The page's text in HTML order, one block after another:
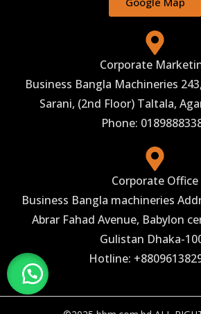
Phone:
Corporate
Business Bangla Machineries
Sarani, (2nd Floor) Taltala,
Corporate Office
Business Bangla machineries
Abrar Fahad Avenue, Babylon
Gulistan Dhaka-
Hotline: